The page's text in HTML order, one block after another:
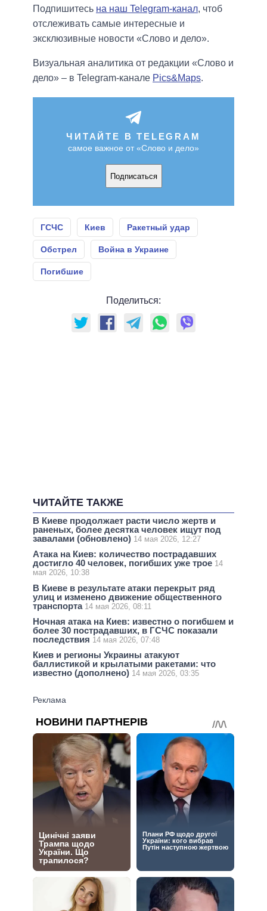
Подпишитесь на наш Telegram-канал, чтоб
отслеживать самые интересные и
эксклюзивные новости «Слово и дело».
Визуальная аналитика от редакции «Слово и
дело» – в Telegram-канале Pics&Maps.
ЧИТАЙТЕ В TELEGRAM
самое важное от «Слово и дело»
Подписаться
ГСЧС Киев Ракетный удар
Обстрел Война в Украине
Погибшие
Поделиться:
ЧИТАЙТЕ ТАКЖЕ
В Киеве продолжает расти число жертв и
раненых, более десятка человек ищут под
завалами (обновлено) 14 мая 2026, 12:27
Атака на Киев: количество пострадавших
достигло 40 человек, погибших уже трое 14
мая 2026, 10:38
В Киеве в результате атаки перекрыт ряд
улиц и изменено движение общественного
транспорта 14 мая 2026, 08:11
Ночная атака на Киев: известно о погибшем и
более 30 пострадавших, в ГСЧС показали
последствия 14 мая 2026, 07:48
Киев и регионы Украины атакуют
баллистикой и крылатыми ракетами: что
известно (дополнено) 14 мая 2026, 03:35